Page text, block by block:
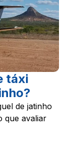
táxi
de jatinho
que avaliar